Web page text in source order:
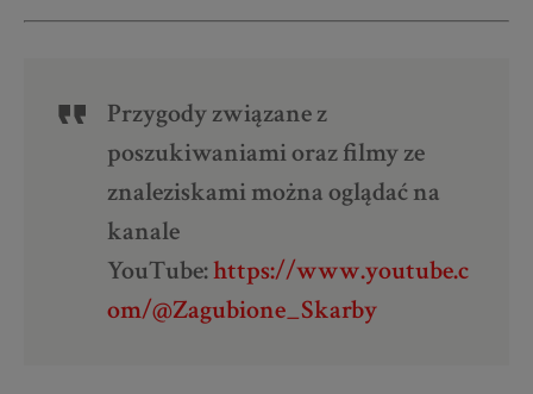
Przygody związane z
poszukiwaniami oraz filmy ze
znaleziskami można oglądać na
kanale
YouTube:https://www.youtube.c
om/@Zagubione_Skarby